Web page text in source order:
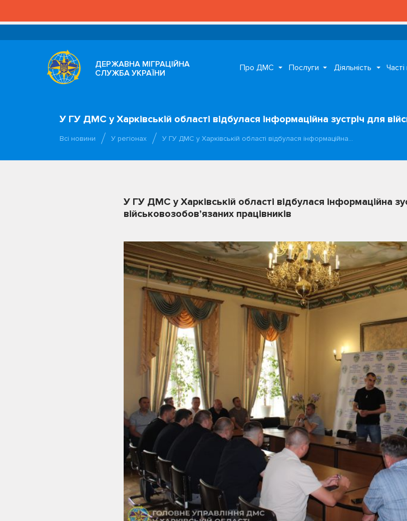
ДЕРЖАВНА МІГРАЦІЙНА
СЛУЖБА УКРАЇНИ
Про ДМС Послуги Діяльність
У ГУ ДМС у Харківській області відбулася інформаційна зустріч для
Всі новини У регіонах У ГУ ДМС у Харківській області відбулася інформаційна…
У ГУ ДМС у Харківській області відбулася інформаційна
військовозобов’язаних працівників